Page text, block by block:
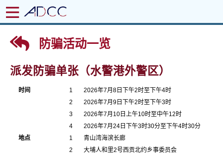
防骗活动一览
派发防骗单张（水警港外警区）
时间
1
2
3
4
2026年7月8日下午2时至下午4时
2026年7月9日下午2时至下午3时
2026年7月10日上午10时至中午12时
2026年7月24日下午3时30分至下午4时30分
地点
1
2
青山湾海滨长廊
大埔人和里2号西贡北约乡事委员会